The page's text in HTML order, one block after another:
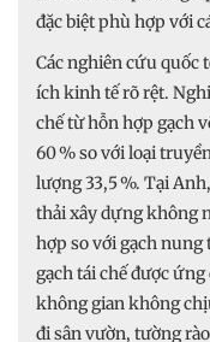
đặc biệt phù hợp với
Các nghiên cứu quốc
ích kinh tế rõ rệt.
chế từ hỗn hợp gạch
60 % so với loại
lượng 33,5 %. Tại
thải xây dựng không
hợp so với gạch
gạch tái chế được
không gian không
đi sân vườn, tường